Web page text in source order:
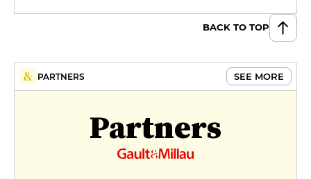
BACK TO TOP
PARTNERS SEE MORE
Partners